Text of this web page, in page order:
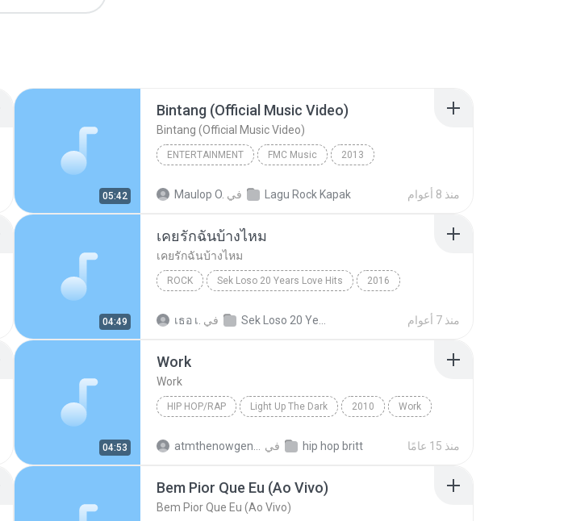
05:42
Bintang (Official Music Video)
Bintang (Official Music Video)
ENTERTAINMENT FMC Music 2013
Maulop O. في Lagu Rock Kapak منذ 8 أعوام
04:49
เคยรักฉันบ้างไหม
เคยรักฉันบ้างไหม
ROCK Sek Loso 20 Years Love Hits 2016
เธอ เ. في منذ 7 أعوام
04:53
Work
Work
HIP HOP/RAP Light Up The Dark 2010 Work
في hip hop britt منذ 15 عامًا
Bem Pior Que Eu (Ao Vivo)
Bem Pior Que Eu (Ao Vivo)